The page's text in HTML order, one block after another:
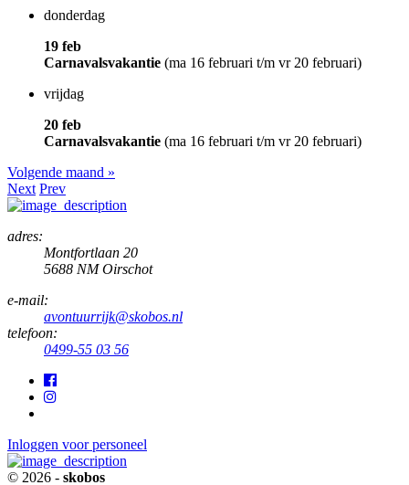
donderdag
19 feb
Carnavalsvakantie (ma 16 februari t/m vr 20 februari)
vrijdag
20 feb
Carnavalsvakantie (ma 16 februari t/m vr 20 februari)
Volgende maand »
Next Prev
adres:
Montfortlaan 20
5688 NM Oirschot
e-mail:
avontuurrijk@skobos.nl
telefoon:
0499-55 03 56
Inloggen voor personeel
© 2026 - skobos